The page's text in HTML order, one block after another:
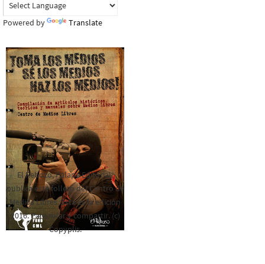
Powered by Translate
El Rebozo, Palapa Editorial,
publica este folleto del Centro de
Medios Libres. Esta es la edición
2016. Para rolar y compartir. (c)
Copyplis.